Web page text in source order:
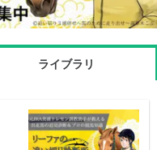
ライブラリ